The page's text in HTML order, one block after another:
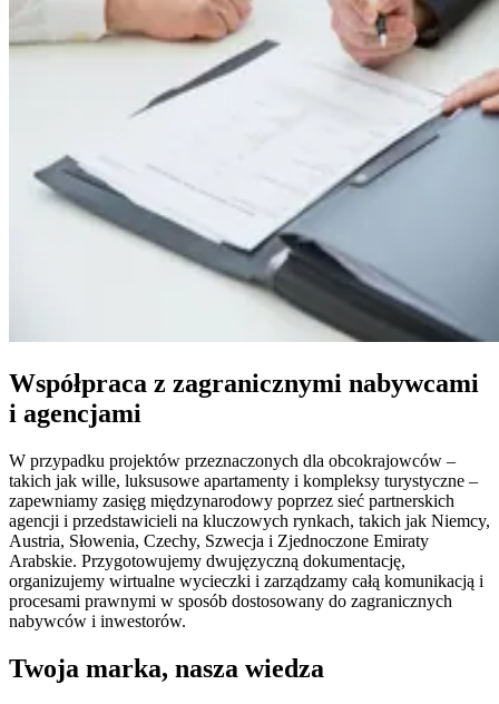
Współpraca z zagranicznymi nabywcami
i agencjami
W przypadku projektów przeznaczonych dla obcokrajowców –
takich jak wille, luksusowe apartamenty i kompleksy turystyczne –
zapewniamy zasięg międzynarodowy poprzez sieć partnerskich
agencji i przedstawicieli na kluczowych rynkach, takich jak Niemcy,
Austria, Słowenia, Czechy, Szwecja i Zjednoczone Emiraty
Arabskie. Przygotowujemy dwujęzyczną dokumentację,
organizujemy wirtualne wycieczki i zarządzamy całą komunikacją i
procesami prawnymi w sposób dostosowany do zagranicznych
nabywców i inwestorów.
Twoja marka, nasza wiedza